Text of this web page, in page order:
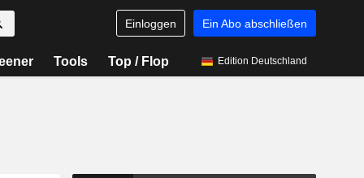
Einloggen Ein Abo abschließen
Tools Top / Flop Edition Deutschland